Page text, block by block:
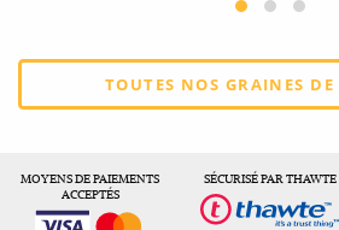
TOUTES NOS GRAINES
MOYENS DE PAIEMENTS
ACCEPTÉS
SÉCURISÉ PAR THAWTE